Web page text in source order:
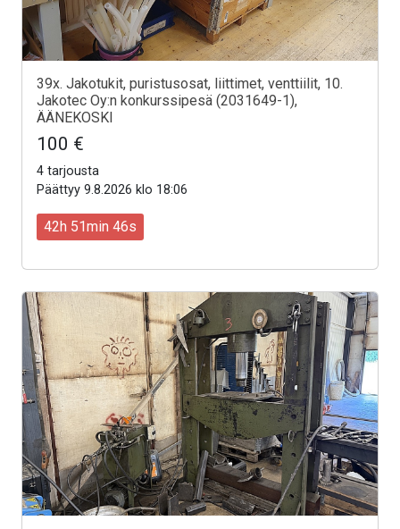
39x. Jakotukit, puristusosat, liittimet, venttiilit, 10.
Jakotec Oy:n konkurssipesä (2031649-1),
ÄÄNEKOSKI
100 €
4 tarjousta
Päättyy 9.8.2026 klo 18:06
42h 51min 44s